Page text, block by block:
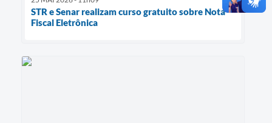
STR e Senar realizam curso gratuito sobre Nota
Fiscal Eletrônica